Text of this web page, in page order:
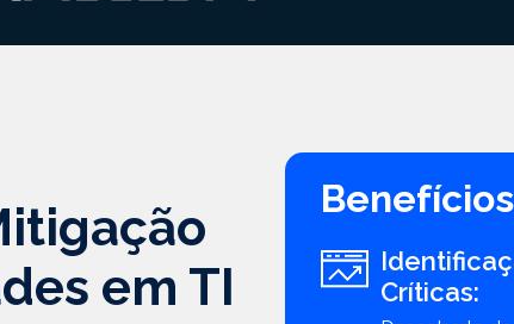
em TI
Críticas: